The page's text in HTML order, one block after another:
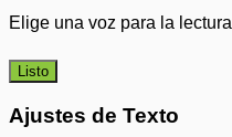
Elige una voz para la lectura
Listo
Ajustes de Texto